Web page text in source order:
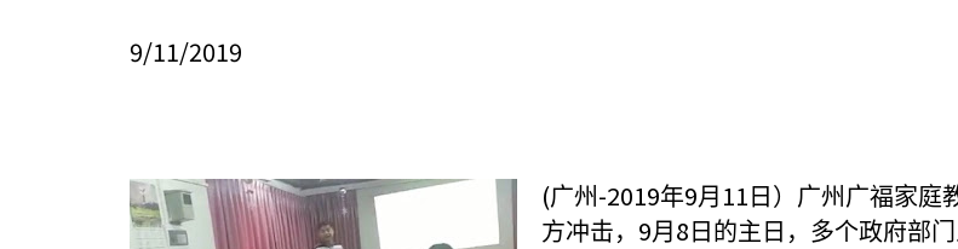
9/11/2019
(广州 -2019年9月 11 日）广州广福家庭
方冲击， 9月 8 日的主日，多个政府部